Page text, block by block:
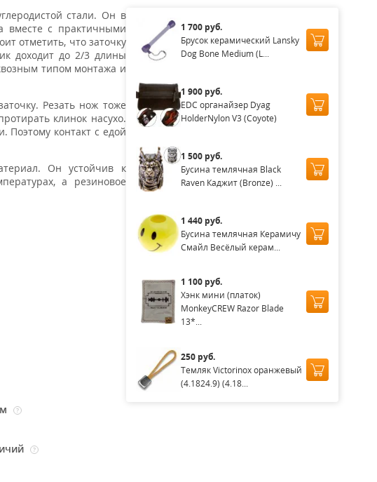
стали. Он в
вместе с практичными
отметить, что заточку
доходит до 2/3 длины
типом монтажа и
Резать нож тоже
клинок насухо.
Поэтому контакт с едой
Он устойчив к
а резиновое
?
?
1 700 руб.
Брусок керамический Lansky
Dog Bone Medium (L...
1 900 руб.
EDC органайзер Dyag
HolderNylon V3 (Coyote)
1 500 руб.
Бусина темлячная Black
Raven Каджит (Bronze) ...
1 440 руб.
Бусина темлячная Керамичу
Смайл Весёлый керам...
1 100 руб.
Хэнк мини (платок)
MonkeyCREW Razor Blade
13*...
250 руб.
Темляк Victorinox оранжевый
(4.1824.9) (4.18...